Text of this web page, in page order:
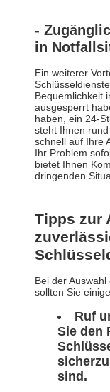
-
in
Ein weiterer
Bequemlichkeit
ausgesperrt
haben, ein 24-
steht Ihnen
schnell auf Ihre
Ihr Problem
bietet Ihnen
dringenden
Tipps zur
Bei der
sollten Sie
Ruf
Sie den
sind.